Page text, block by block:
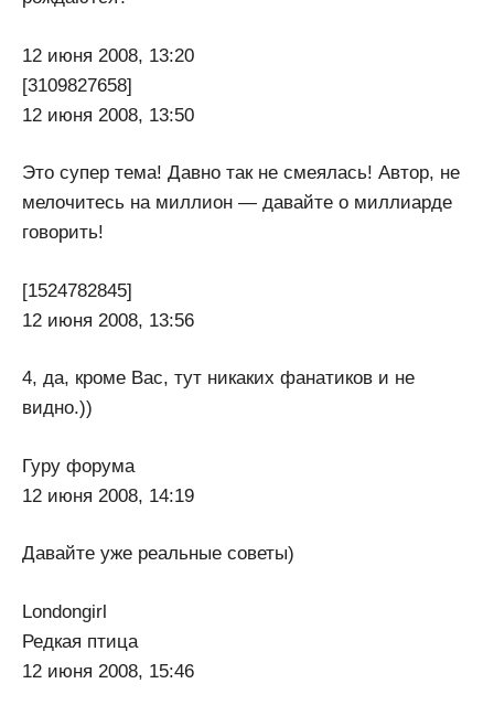
12 июня 2008, 13:20
[3109827658]
12 июня 2008, 13:50
Это супер тема! Давно так не смеялась! Автор, не
мелочитесь на миллион — давайте о миллиарде
говорить!
[1524782845]
12 июня 2008, 13:56
4, да, кроме Вас, тут никаких фанатиков и не
видно.))
Гуру форума
12 июня 2008, 14:19
Давайте уже реальные советы)
Londongirl
Редкая птица
12 июня 2008, 15:46